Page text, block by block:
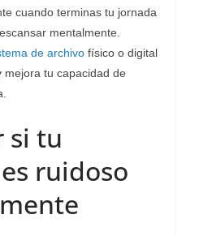
cuando terminas tu jornada
mentalmente.
de archivo físico o digital
mejora tu capacidad de
si tu
ruidoso